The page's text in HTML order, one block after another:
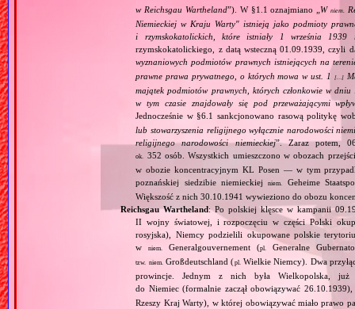
w Reichsgau Wartheland”). W §1.1 oznajmiano „W niem.
Niemieckiej w Kraju Warty" istnieją jako podmioty
i rzymskokatolickich, które istniały 1 września
rzymskokatolickiego, z datą wsteczną 01.09.1939, czyli
wyznaniowych podmiotów prawnych istniejących na
prawne prawa prywatnego, o których mowa w ust. 1
[…]
majątek podmiotów prawnych, których członkowie w
w tym czasie znajdowały się pod przeważającymi
Jednocześnie w §6.1 sankcjonowano rasową politykę
lub stowarzyszenia religijnego wyłącznie narodowości
religijnego narodowości niemieckiej”. Zaraz potem,
ok. 352 osób. Wszystkich umieszczono w obozach
w obozie koncentracyjnym KL Posen — w tym
poznańskiej siedzibie niemieckiejniem.
Geheime
Większość z nich 30.10.1941 wywieziono do obozu
Reichsgau Wartheland: Po polskiej klęsce w kampanii
II wojny światowej, i rozpoczęciu w części Polski
rosyjska), Niemcy podzielili okupowane polskie
wniem. Generalgouvernement (pl. Generalne
tzw. niem. Großdeutschland (pl. Wielkie Niemcy). Dwa
prowincje. Jednym z nich była Wielkopolska, już
do Niemiec (formalnie zaczął obowiązywać
Rzeszy Kraj Warty), w której obowiązywać miało prawo